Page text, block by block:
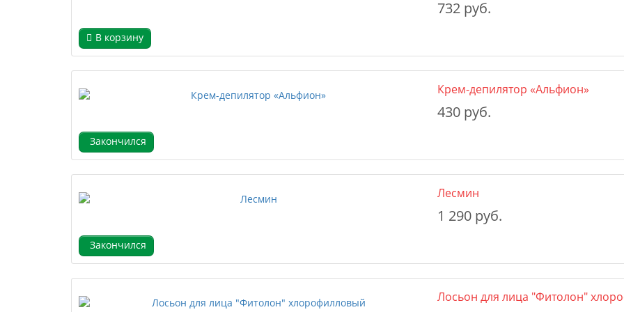
732 руб.
В корзину
Крем-депилятор «Альфион»
430 руб.
Закончился
Лесмин
1 290 руб.
Закончился
Лосьон для лица "Фитолон"